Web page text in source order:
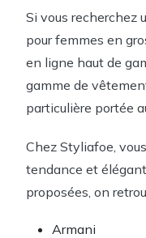
Si vous recherchez
pour femmes en
en ligne haut de
gamme de
particulière portée
Chez Styliafoe,
tendance et
proposées, on
Armani